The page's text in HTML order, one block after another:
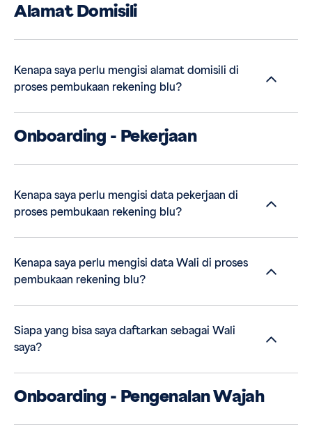
Alamat Domisili
Kenapa saya perlu mengisi alamat domisili di
proses pembukaan rekening blu?
Onboarding - Pekerjaan
Kenapa saya perlu mengisi data pekerjaan di
proses pembukaan rekening blu?
Kenapa saya perlu mengisi data Wali di proses
pembukaan rekening blu?
Siapa yang bisa saya daftarkan sebagai Wali
saya?
Onboarding - Pengenalan Wajah